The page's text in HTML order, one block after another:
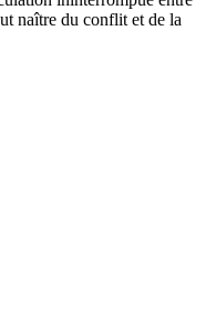
naître du conflit et de la